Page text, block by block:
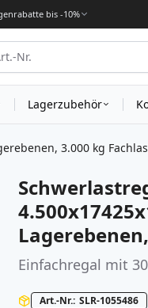
bis -10%
Lagerzubehör
3.000 kg
Einfachregal mit
Art.-Nr. SLR-1055486